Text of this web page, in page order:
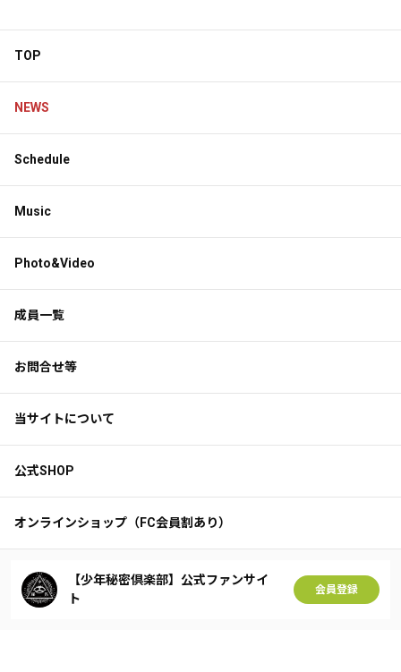
TOP
NEWS
Schedule
Music
Photo&Video
成員一覧
お問合せ等
当サイトについて
公式SHOP
オンラインショップ（FC会員割あり）
【少年秘密倶楽部】公式ファンサイ
ト
会員登録